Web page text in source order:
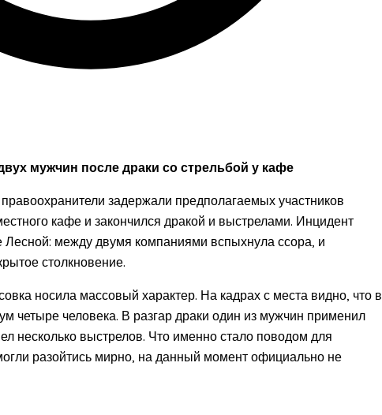
мужчин после драки со стрельбой у кафе
задержали предполагаемых участников
кафе и закончился дракой и выстрелами. Инцидент
между двумя компаниями вспыхнула ссора, и
столкновение.
носила массовый характер. На кадрах с места видно, что в
четыре человека. В разгар драки один из мужчин применил
несколько выстрелов. Что именно стало поводом для
разойтись мирно, на данный момент официально не